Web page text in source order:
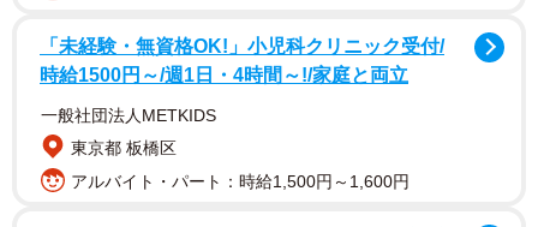
器不足で不定期販売になり「ごめんね」の張り紙が…(「なかよし自販機
コーナー」Twitterより)
「未経験・無資格OK!」小児科クリニック受付/
時給1500円～/週1日・4時間～!/家庭と両立
一般社団法人METKIDS
東京都 板橋区
アルバイト・パート：時給1,500円～1,600円